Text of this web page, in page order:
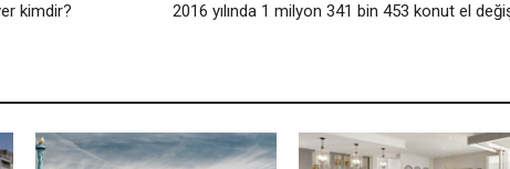
kimdir? 2016 yılında 1 milyon 341 bin 453 konut el